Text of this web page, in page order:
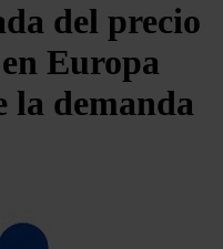
del precio
Europa
la demanda